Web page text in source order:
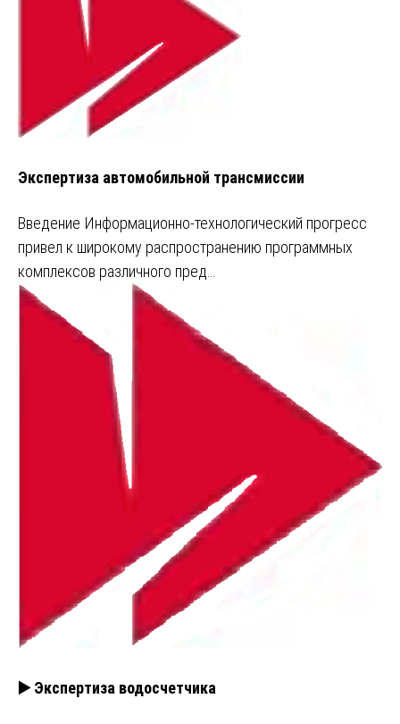
Экспертиза автомобильной трансмиссии
Введение Информационно-технологический прогресс
привел к широкому распространению программных
комплексов различного пред…
▶️ Экспертиза водосчетчика